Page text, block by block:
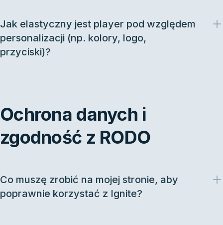
Jak elastyczny jest player pod względem
personalizacji (np. kolory, logo,
przyciski)?
Ochrona danych i
zgodność z RODO
Co muszę zrobić na mojej stronie, aby
poprawnie korzystać z Ignite?